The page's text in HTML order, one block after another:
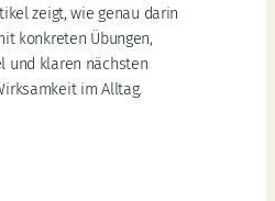
zeigt, wie genau darin
konkreten Übungen,
und klaren nächsten
im Alltag.